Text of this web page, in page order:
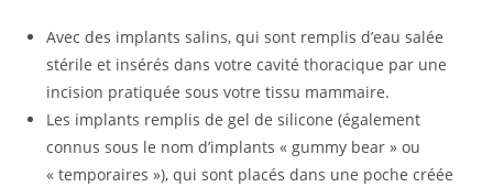
Avec des implants salins, qui sont remplis d’eau salée
stérile et insérés dans votre cavité thoracique par une
incision pratiquée sous votre tissu mammaire.
Les implants remplis de gel de silicone (également
connus sous le nom d’implants « gummy bear » ou
« temporaires »), qui sont placés dans une poche créée